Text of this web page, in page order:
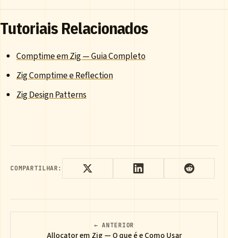
Tutoriais Relacionados
Comptime em Zig — Guia Completo
Zig Comptime e Reflection
Zig Design Patterns
COMPARTILHAR:
← ANTERIOR
Allocator em Zig — O que é e Como Usar